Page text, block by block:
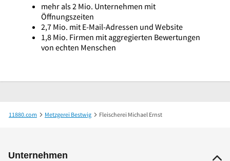
mehr als 2 Mio. Unternehmen mit
Öffnungszeiten
2,7 Mio. mit E-Mail-Adressen und Website
1,8 Mio. Firmen mit aggregierten Bewertungen
von echten Menschen
11880.com Metzgerei Bestwig Fleischerei Michael Ernst
Unternehmen